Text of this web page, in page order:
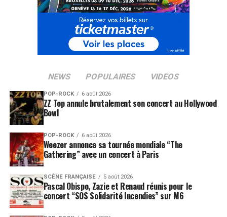
NEWS POPULAIRES VIDEOS
POP-ROCK 6 août 2026
ZZ Top annule brutalement son concert au Hollywood
Bowl
POP-ROCK 6 août 2026
Weezer annonce sa tournée mondiale “The
Gathering” avec un concert à Paris
SCÈNE FRANÇAISE 5 août 2026
Pascal Obispo, Zazie et Renaud réunis pour le
concert “SOS Solidarité Incendies” sur M6